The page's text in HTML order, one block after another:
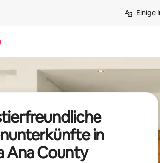
Einige
in
Ana County